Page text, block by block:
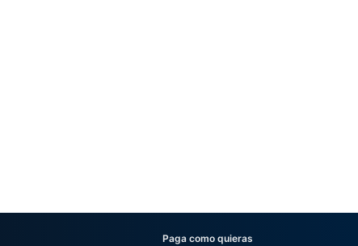
Paga como quieras